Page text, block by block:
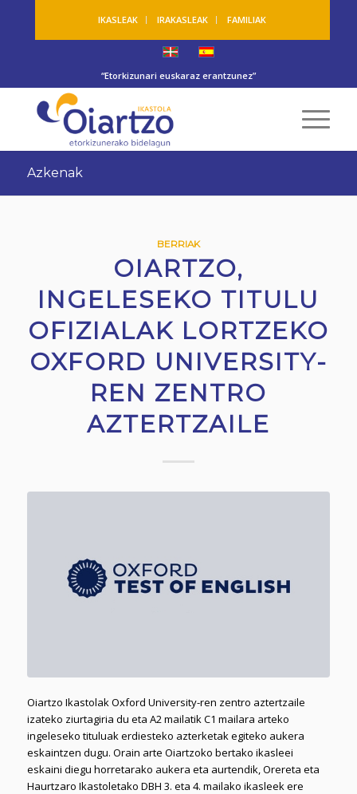
IKASLEAK IRAKASLEAK FAMILIAK
“Etorkizunari euskaraz erantzunez”
Azkenak
BERRIAK
OIARTZO,
INGELESEKO TITULU
OFIZIALAK LORTZEKO
OXFORD UNIVERSITY-
REN ZENTRO
AZTERTZAILE
Oiartzo Ikastolak Oxford University-ren zentro aztertzaile
izateko ziurtagiria du eta A2 mailatik C1 mailara arteko
ingeleseko tituluak erdiesteko azterketak egiteko aukera
eskaintzen dugu. Orain arte Oiartzoko bertako ikasleei
eskaini diegu horretarako aukera eta aurtendik, Orereta eta
Haurtzaro Ikastoletako DBH 3. eta 4. mailako ikasleek ere